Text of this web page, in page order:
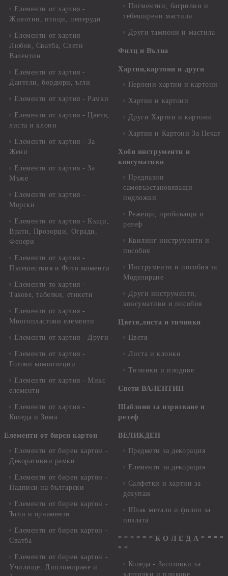
Елементи от хартия -
Животни, птици, пеперуди
Елементи от хартия -
Любов, Сватба, Свети
Валентин
Елементи от хартия -
Дантели, бордюри, ъгли
Елементи от хартия - Рамки
Елементи от хартия - Цветя,
листа и клони
Елементи от хартия - За
Жени
Елементи от хартия - За
Мъже
Елементи от хартия -
Морски
Елементи от хартия - Къщи,
Врати, Прозорци, Огради,
Фенери
Елементи от хартия -
Пътешествия и Фото моменти
Елементи то хартия -
Такове, табелки, етикети
Елементи от хартия -
Многопластови елементи
Елементи от хартия - Други
Елементи от хартия -
Готови композиции
Елементи от хартия - Микс
елементи
Елементи от хартия -
Коледа и Зима
Елементи от бирен картон
Елементи от бирен картон -
Декоративни рамки
Елементи от бирен картон -
Надписи на български
Елементи от бирен картон -
Ъгли и орнаменти
Елементи от бирен картон -
Сватба
Елементи от бирен картон -
Училище, Дипломиране и
Пигментни, багрилни и
тебеширени мастила
Други тампони и мастила
Филц и Вълна
Хартии,картони и други
Перлени хартии и картони
Хартии и картони
Други Хартии и картони
Хартии и Картони За Печат
Хоби инструменти и
консумативи
Предпазни
самовъзстановяващи
подложки
Режещи, пробиващи и
релеф
Квилинг инструменти и
пособия
Инструменти и пособия за
Моделиране
Други инструменти,
консумативи и пособия
Цветя,листа и тичинки
Цветя
Листа и клонки
Тичинки и плодове
Свети ВАЛЕНТИН
Шаблони за изрязване и
релеф
ВЕЛИКДЕН
Предмети за декорация
Елементи за декорация
Салфетки и хартии за
декупаж
Шлак метали и фолио за
позлата
* * * * * * К О Л Е Д А * * * *
* *
Коледа - Заготовки за
картички и пликове